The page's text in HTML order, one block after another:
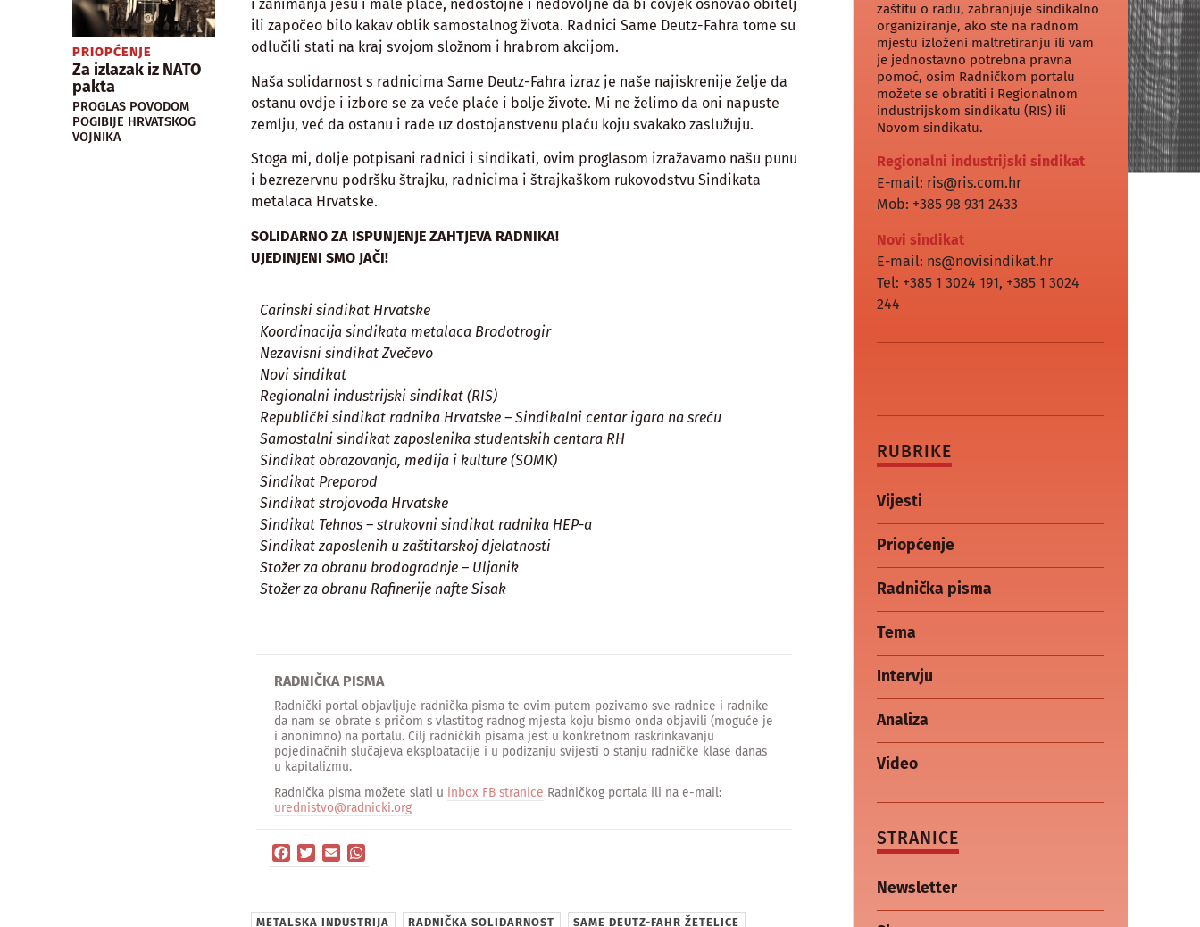
PRIOPĆENJE
Za izlazak iz NATO
pakta
PROGLAS POVODOM
POGIBIJE HRVATSKOG
VOJNIKA
i zanimanja jesu i male plaće, nedostojne i nedovoljne da bi čovjek osnovao obitelj
ili započeo bilo kakav oblik samostalnog života. Radnici Same Deutz-Fahra tome su
odlučili stati na kraj svojom složnom i hrabrom akcijom.
Naša solidarnost s radnicima Same Deutz-Fahra izraz je naše najiskrenije želje da
ostanu ovdje i izbore se za veće plaće i bolje živote. Mi ne želimo da oni napuste
zemlju, već da ostanu i rade uz dostojanstvenu plaću koju svakako zaslužuju.
Stoga mi, dolje potpisani radnici i sindikati, ovim proglasom izražavamo našu punu
i bezrezervnu podršku štrajku, radnicima i štrajkaškom rukovodstvu Sindikata
metalaca Hrvatske.
SOLIDARNO ZA ISPUNJENJE ZAHTJEVA RADNIKA!
UJEDINJENI SMO JAČI!
Carinski sindikat Hrvatske
Koordinacija sindikata metalaca Brodotrogir
Nezavisni sindikat Zvečevo
Novi sindikat
Regionalni industrijski sindikat (RIS)
Republički sindikat radnika Hrvatske – Sindikalni centar igara na sreću
Samostalni sindikat zaposlenika studentskih centara RH
Sindikat obrazovanja, medija i kulture (SOMK)
Sindikat Preporod
Sindikat strojovođa Hrvatske
Sindikat Tehnos – strukovni sindikat radnika HEP-a
Sindikat zaposlenih u zaštitarskoj djelatnosti
Stožer za obranu brodogradnje – Uljanik
Stožer za obranu Rafinerije nafte Sisak
RADNIČKA PISMA
Radnički portal objavljuje radnička pisma te ovim putem pozivamo sve radnice i radnike
da nam se obrate s pričom s vlastitog radnog mjesta koju bismo onda objavili (moguće je
i anonimno) na portalu. Cilj radničkih pisama jest u konkretnom raskrinkavanju
pojedinačnih slučajeva eksploatacije i u podizanju svijesti o stanju radničke klase danas
u kapitalizmu.
Radnička pisma možete slati u inbox FB stranice Radničkog portala ili na e-mail:
urednistvo@radnicki.org
Facebook
TwitterEmail
METALSKA INDUSTRIJA RADNIČKA SOLIDARNOST SAME DEUTZ-FAHR ŽETELICE
zaštitu o radu, zabranjuje sindikalno
organiziranje, ako ste na radnom
mjestu izloženi maltretiranju ili vam
je jednostavno potrebna pravna
pomoć, osim Radničkom portalu
možete se obratiti i Regionalnom
industrijskom sindikatu (RIS) ili
Novom sindikatu.
Regionalni industrijski sindikat
E-mail: ris@ris.com.hr
Mob: +385 98 931 2433
Novi sindikat
E-mail: ns@novisindikat.hr
Tel: +385 1 3024 191, +385 1 3024
244
RUBRIKE
Vijesti
Priopćenje
Radnička pisma
Tema
Intervju
Analiza
Video
STRANICE
Newsletter